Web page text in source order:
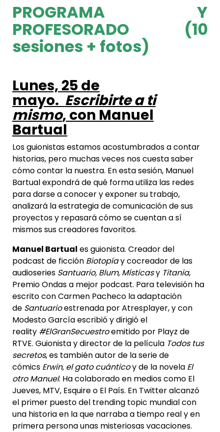
PROGRAMA Y
PROFESORADO (10
sesiones + fotos)
Lunes, 25 de
mayo. Escribirte a ti
mismo, con Manuel
Bartual
Los guionistas estamos acostumbrados a contar
historias, pero muchas veces nos cuesta saber
cómo contar la nuestra. En esta sesión, Manuel
Bartual expondrá de qué forma utiliza las redes
para darse a conocer y exponer su trabajo,
analizará la estrategia de comunicación de sus
proyectos y repasará cómo se cuentan a sí
mismos sus creadores favoritos.
Manuel Bartual es guionista. Creador del
podcast de ficción Biotopíay cocreador de las
audioseries Santuario, Blum, Místicasy Titania,
Premio Ondas a mejor podcast. Para televisión ha
escrito con Carmen Pacheco la adaptación
de Santuarioestrenada por Atresplayer, y con
Modesto García escribió y dirigió el
reality #ElGranSecuestroemitido por Playz de
RTVE. Guionista y director de la película Todos tus
secretos, es también autor de la serie de
cómics Erwin, el gato cuánticoy de la novela El
otro Manuel. Ha colaborado en medios como El
Jueves, MTV, Esquire o El País. En Twitter alcanzó
el primer puesto del trending topic mundial con
una historia en la que narraba a tiempo real y en
primera persona unas misteriosas vacaciones.